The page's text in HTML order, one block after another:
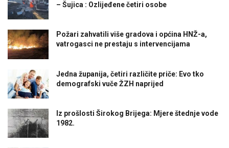
– Šujica : Ozlijeđene četiri osobe
Požari zahvatili više gradova i općina HNŽ-a,
vatrogasci ne prestaju s intervencijama
Jedna županija, četiri različite priče: Evo tko
demografski vuče ŽZH naprijed
Iz prošlosti Širokog Brijega: Mjere štednje vode
1982.